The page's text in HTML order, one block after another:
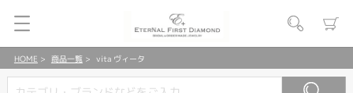
HOME 商品一覧 vita ヴィータ